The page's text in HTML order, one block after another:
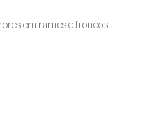
em ramos e troncos